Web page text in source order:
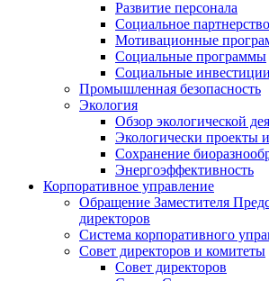
Развитие персонала
Социальное партнерство
Мотивационные
Социальные программы
Социальные инвестиции
Промышленная безопасность
Экология
Обзор экологической
Экологически проекты
Сохранение
Энергоэффективность
Корпоративное управление
Обращение Заместителя
директоров
Система корпоративного
Совет директоров и комитеты
Совет директоров